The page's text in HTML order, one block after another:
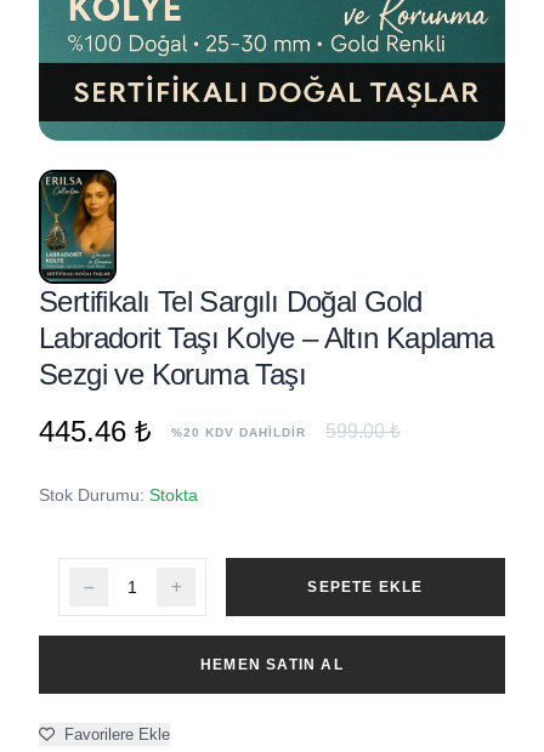
Sertifikalı Tel Sargılı Doğal Gold
Labradorit Taşı Kolye – Altın Kaplama
Sezgi ve Koruma Taşı
445.46 ₺
%20 KDV DAHİLDİR 599.00 ₺
Stok Durumu: Stokta
SEPETE EKLE
HEMEN SATIN AL
Favorilere Ekle